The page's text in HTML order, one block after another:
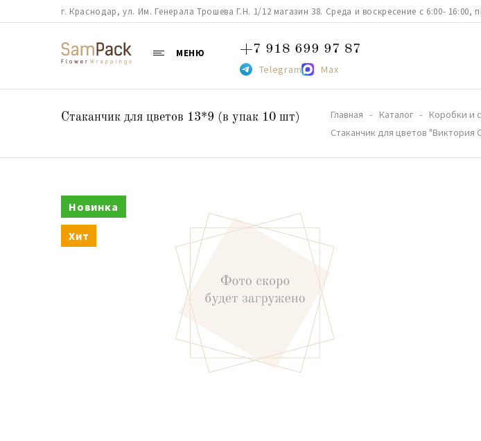
г. Краснодар, ул. Им. Генерала Трошева Г.Н. 1/12 магазин 38. Среда и воскресение с 6:00- 16:00,
МЕНЮ +7 918 699 97 87
Telegram Max
Стаканчик для цветов 13*9 (в упак 10 шт) Главная Каталог Коробки и
Стаканчик для цветов "Виктория
Новинка
Хит